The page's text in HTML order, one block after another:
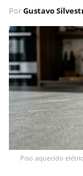
PorGustavo
Piso aquecido